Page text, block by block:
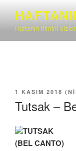
Haftanın filmini
YAYIM
1 KASIM 2018 (
Tutsak –
TUTSAK
(BEL CANTO)